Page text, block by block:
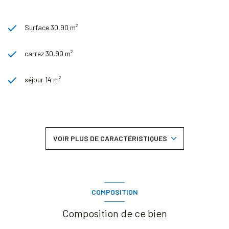
Surface 30,90 m²
carrez 30,90 m²
séjour 14 m²
Chauffage individuel : convecteur (electrique)
exposition Ouest
VOIR PLUS DE CARACTÉRISTIQUES
COMPOSITION
Composition de ce bien